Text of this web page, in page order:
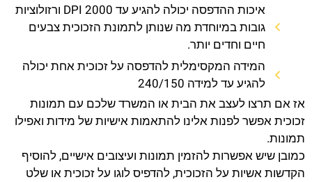
איכות ההדפסה יכולה להגיע עד 2000 DPI ורזולוציות
גובות במיוחדת מה שנותן לתמונת הזכוכית צבעים
חיים וחדים יותר.
המידה המקסימלית להדפסה על זכוכית אחת יכולה
להגיע עד למידה 240/150
אז אם תרצו לעצב את הבית או המשרד שלכם עם תמונות
זכוכית אפשר לפנות אלינו להתאמות אישיות של מידות ואפילו
תמונות.
כמובן שיש אפשרות להזמין תמונות ועיצובים אישיים, להוסיף
הקדשות אשיות על הזכוכית, להדפיס לוגו על זכוכית או שלט